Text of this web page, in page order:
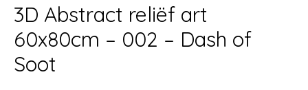
3D Abstract reliëf art
60x80cm – 002 – Dash of
Soot